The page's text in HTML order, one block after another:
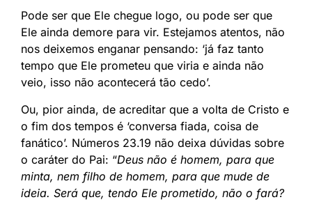
Pode ser que Ele chegue logo, ou pode ser que
Ele ainda demore para vir. Estejamos atentos, não
nos deixemos enganar pensando: ‘já faz tanto
tempo que Ele prometeu que viria e ainda não
veio, isso não acontecerá tão cedo’.
Ou, pior ainda, de acreditar que a volta de Cristo e
o fim dos tempos é ‘conversa fiada, coisa de
fanático’. Números 23.19 não deixa dúvidas sobre
o caráter do Pai: “Deus não é homem, para que
minta, nem filho de homem, para que mude de
ideia. Será que, tendo Ele prometido, não o fará?